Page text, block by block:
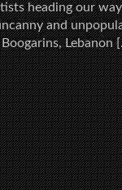
heading our
and
Lebanon